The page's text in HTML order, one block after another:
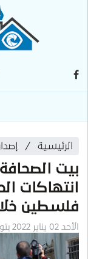
الرئيسية
بيت
انتهاكات
فلسطين خلال
الأحد 02 يناير 2022 بتوقيت القدس المحتلة